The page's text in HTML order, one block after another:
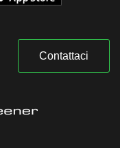
Contattaci